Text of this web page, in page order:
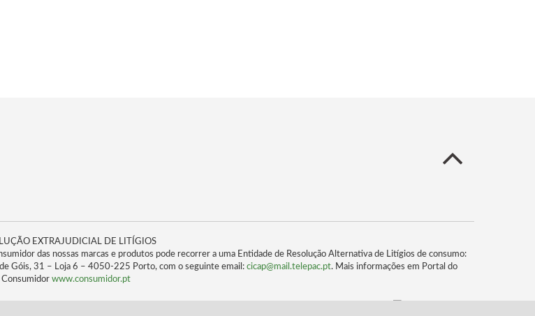
EXTRAJUDICIAL DE LITÍGIOS
das nossas marcas e produtos pode recorrer a uma Entidade de Resolução Alternativa de Litígios de consumo:
Góis, 31 – Loja 6 – 4050-225 Porto, com o seguinte email: cicap@mail.telepac.pt. Mais informações em Portal do
Consumidor www.consumidor.pt